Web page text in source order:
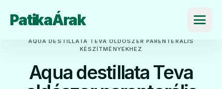
PatikaÁrak
AQUA DESTILLATA TEVA OLDÓSZER PARENTERÁLIS
KÉSZÍTMÉNYEKHEZ
Aqua destillata Teva